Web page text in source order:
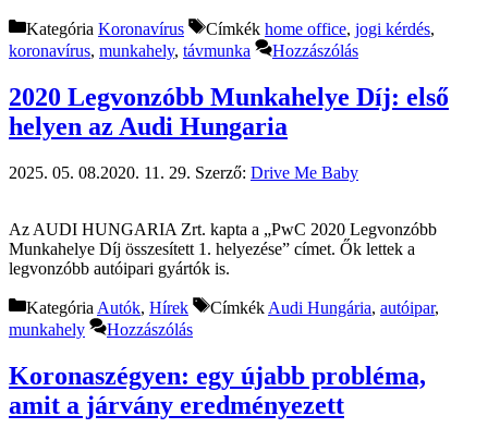
Kategória Koronavírus Címkék home office, jogi kérdés,
koronavírus, munkahely, távmunka Hozzászólás
2020 Legvonzóbb Munkahelye Díj: első
helyen az Audi Hungaria
2025. 05. 08.2020. 11. 29. Szerző: Drive Me Baby
Az AUDI HUNGARIA Zrt. kapta a „PwC 2020 Legvonzóbb
Munkahelye Díj összesített 1. helyezése” címet. Ők lettek a
legvonzóbb autóipari gyártók is.
Kategória Autók, Hírek Címkék Audi Hungária, autóipar,
munkahely
Hozzászólás
Koronaszégyen: egy újabb probléma,
amit a járvány eredményezett